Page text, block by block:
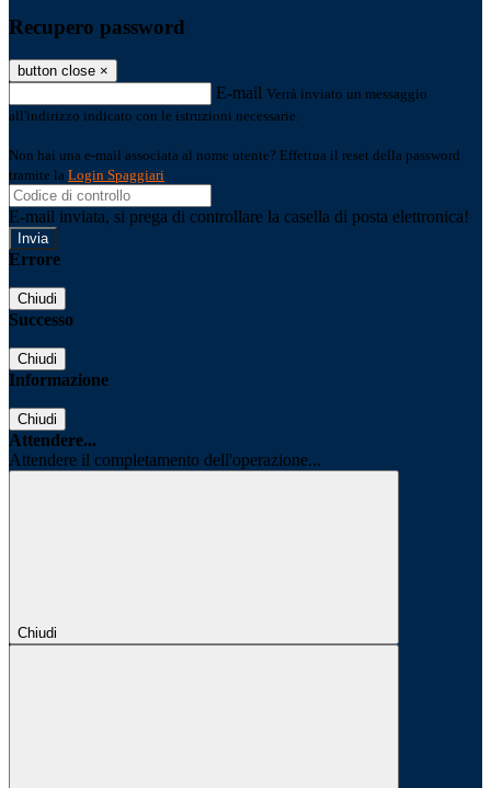
Recupero password
button close ×
E-mail Verrà inviato un messaggio
all'indirizzo indicato con le istruzioni necessarie.
Non hai una e-mail associata al nome utente? Effettua il reset della password
tramite la Login Spaggiari
E-mail inviata, si prega di controllare la casella di posta elettronica!
Errore
Chiudi
Successo
Chiudi
Informazione
Chiudi
Attendere...
Attendere il completamento dell'operazione...
Chiudi